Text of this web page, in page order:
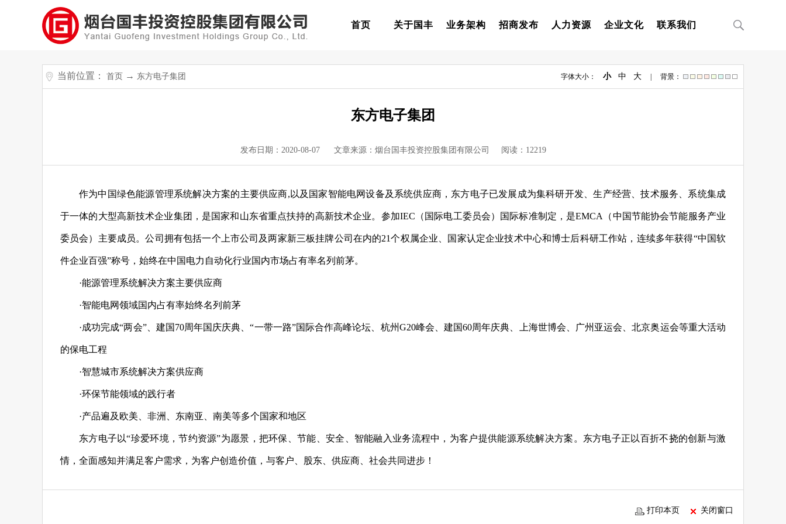
首页 关于国丰 业务架构 招商发布 人力资源 企业文化 联系我们
当前位置： 首页 → 东方电子集团 字体大小： 小 中 大 | 背景：
东方电子集团
发布日期：2020-08-07 文章来源：烟台国丰投资控股集团有限公司 阅读： 12219
作为中国绿色能源管理系统解决方案的主要供应商,以及国家智能电网设备及系统供应商，东方电子已发展成为集科研开发、生产经营、技术服务、系统集成
于一体的大型高新技术企业集团，是国家和山东省重点扶持的高新技术企业。参加IEC（国际电工委员会）国际标准制定，是EMCA（中国节能协会节能服务产业
委员会）主要成员。公司拥有包括一个上市公司及两家新三板挂牌公司在内的21个权属企业、国家认定企业技术中心和博士后科研工作站，连续多年获得“中国软
件企业百强”称号，始终在中国电力自动化行业国内市场占有率名列前茅。
·能源管理系统解决方案主要供应商
·智能电网领域国内占有率始终名列前茅
·成功完成“两会”、建国70周年国庆庆典、“一带一路”国际合作高峰论坛、杭州G20峰会、建国60周年庆典、上海世博会、广州亚运会、北京奥运会等重大活动
的保电工程
·智慧城市系统解决方案供应商
·环保节能领域的践行者
·产品遍及欧美、非洲、东南亚、南美等多个国家和地区
东方电子以“珍爱环境，节约资源”为愿景，把环保、节能、安全、智能融入业务流程中，为客户提供能源系统解决方案。东方电子正以百折不挠的创新与激
情，全面感知并满足客户需求，为客户创造价值，与客户、股东、供应商、社会共同进步！
打印本页 关闭窗口